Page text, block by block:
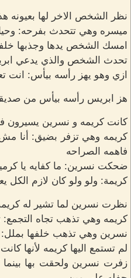
نظر الشخص الاخر لها بعيونه
ميسره وهي تتحدث بفرحه:
امسك الشخص يدها وجذبها
تحدث الشخص والذي يدعي
ازي وهو يهز رأسه بيأس: انت
هز ابريس رأسه بيأس من
كانت كريمه و نسرين يسيرون
كريمه وهي تزفر بضيق: أنا
فاهمه الصراحه
ضحكت نسرين: ما كفايه يا
كريمة: ولو ولو كان لازم الكل
نظرت نسرين لما تشير له
كريمه وهي تذهب تجاه التجمع:
نسرين وهي تذهب خلفها بملل:
لم تستمع اليها كريمه لأنها
زفرت نسرين ولحقت بها